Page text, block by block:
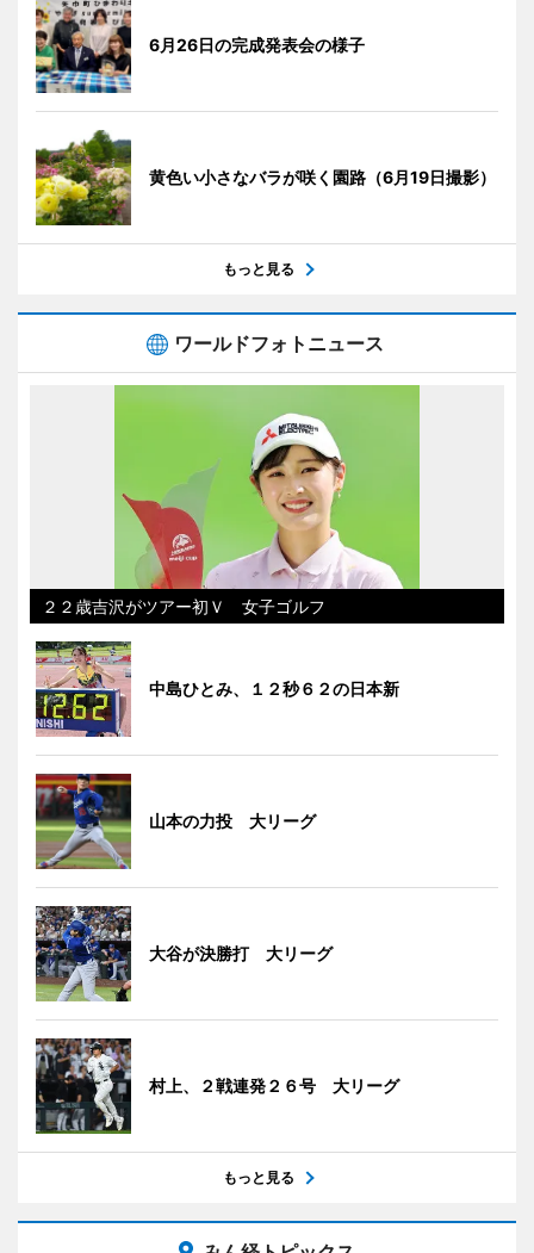
6月26日の完成発表会の様子
黄色い小さなバラが咲く園路（6月19日撮影）
もっと見る
ワールドフォトニュース
２２歳吉沢がツアー初Ｖ 女子ゴルフ
中島ひとみ、１２秒６２の日本新
山本の力投 大リーグ
大谷が決勝打 大リーグ
村上、２戦連発２６号 大リーグ
もっと見る